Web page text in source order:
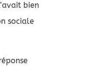
bien
sociale